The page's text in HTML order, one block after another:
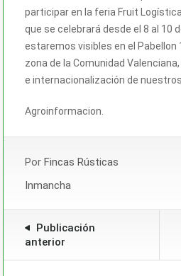
participar en la feria Fruit
que se celebrará desde el 8 al 10
estaremos visibles en el Pabellon
zona de la Comunidad
e internacionalización de
Agroinformacion.
Por Fincas Rústicas
Inmancha
Publicación
anterior